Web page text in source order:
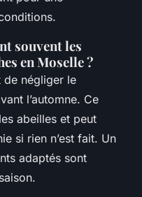
souvent les
en Moselle ?
de négliger le
l’automne. Ce
abeilles et peut
si rien n’est fait. Un
adaptés sont